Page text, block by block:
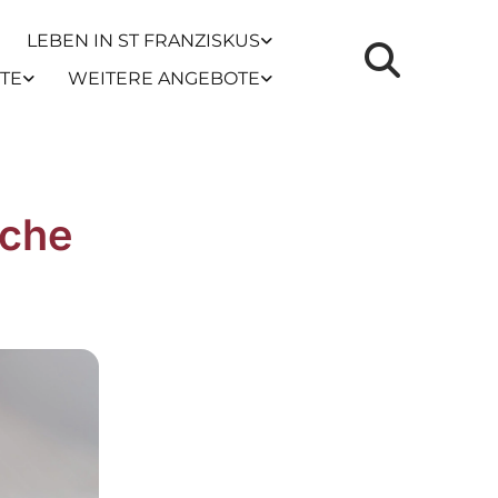
LEBEN IN ST FRANZISKUS
WEITERE ANGEBOTE